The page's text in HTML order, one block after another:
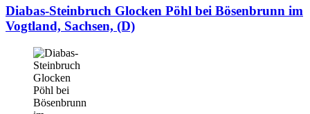
Diabas-Steinbruch Glocken Pöhl bei Bösenbrunn im
Vogtland, Sachsen, (D)